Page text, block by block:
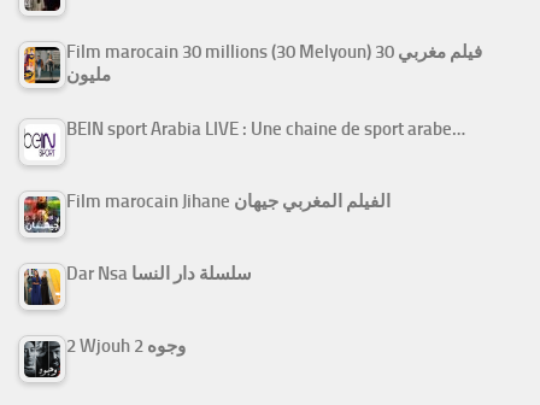
Film marocain 30 millions (30 Melyoun) فيلم مغربي 30
مليون
BEIN sport Arabia LIVE : Une chaine de sport arabe…
Film marocain Jihane الفيلم المغربي جيهان
Dar Nsa سلسلة دار النسا
2 Wjouh 2 وجوه